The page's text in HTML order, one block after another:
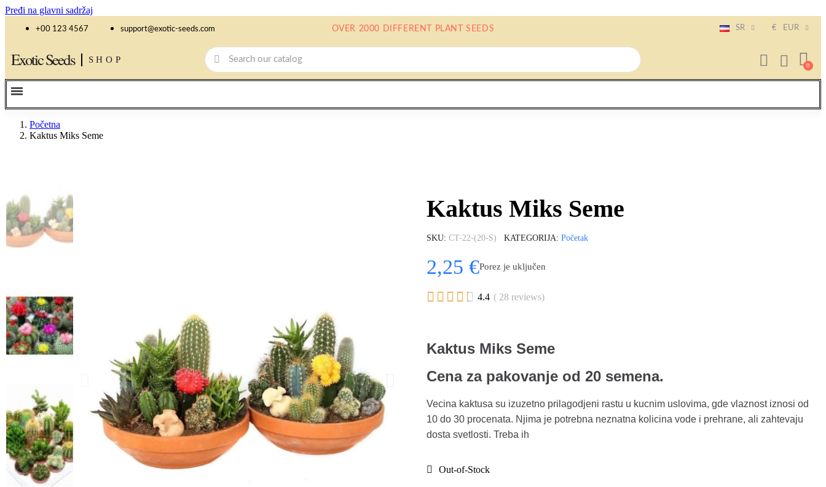
Pređi na glavni sadržaj
+00 123 4567 support@exotic-seeds.com OVER 2000 DIFFERENT PLANT SEEDS SR € EUR
Exotic Seeds SHOP
Početna
Kaktus Miks Seme
Kaktus Miks Seme
SKU CT-22-(20-S) KATEGORIJA Početak
2,25 €Porez je uključen
     4.4 ( 28 reviews)
Kaktus Miks Seme
Cena za pakovanje od 20 semena.
Vecina kaktusa su izuzetno prilagodjeni rastu u kucnim uslovima, gde vlaznost iznosi od
10 do 30 procenata. Njima je potrebna neznatna kolicina vode i prehrane, ali zahtevaju
dosta svetlosti. Treba ih
Out-of-Stock